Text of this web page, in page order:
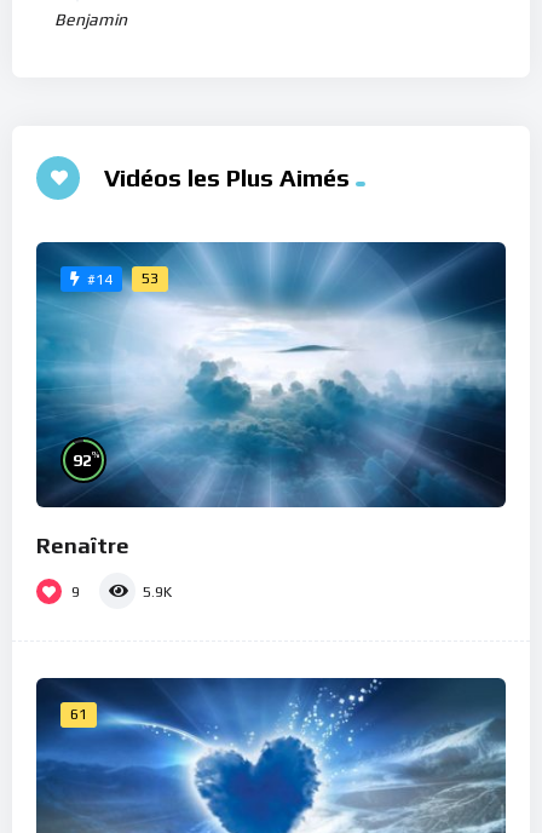
Benjamin
Vidéos les Plus Aimés
#14 53
92%
Renaître
9 5.9K
61